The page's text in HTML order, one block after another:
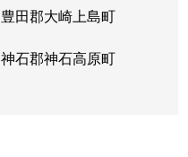
豊田郡大崎上島町
神石郡神石高原町